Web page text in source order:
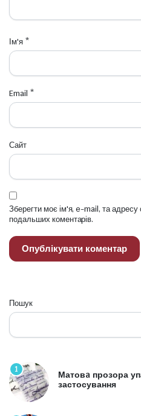
Ім'я *
Email *
Сайт
Зберегти моє ім'я, e-mail, та адресу
подальших коментарів.
Пошук
1
Матовa прозора
застосування